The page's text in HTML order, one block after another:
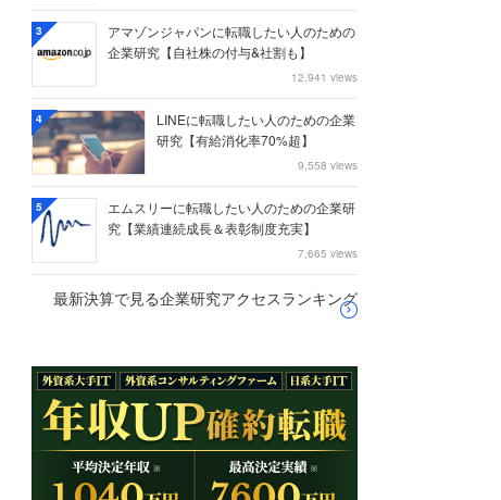
3
アマゾンジャパンに転職したい人のための
企業研究【自社株の付与&社割も】
12,941 views
4
LINEに転職したい人のための企業
研究【有給消化率70%超】
9,558 views
5
エムスリーに転職したい人のための企業研
究【業績連続成長＆表彰制度充実】
7,665 views
最新決算で見る企業研究アクセスランキング